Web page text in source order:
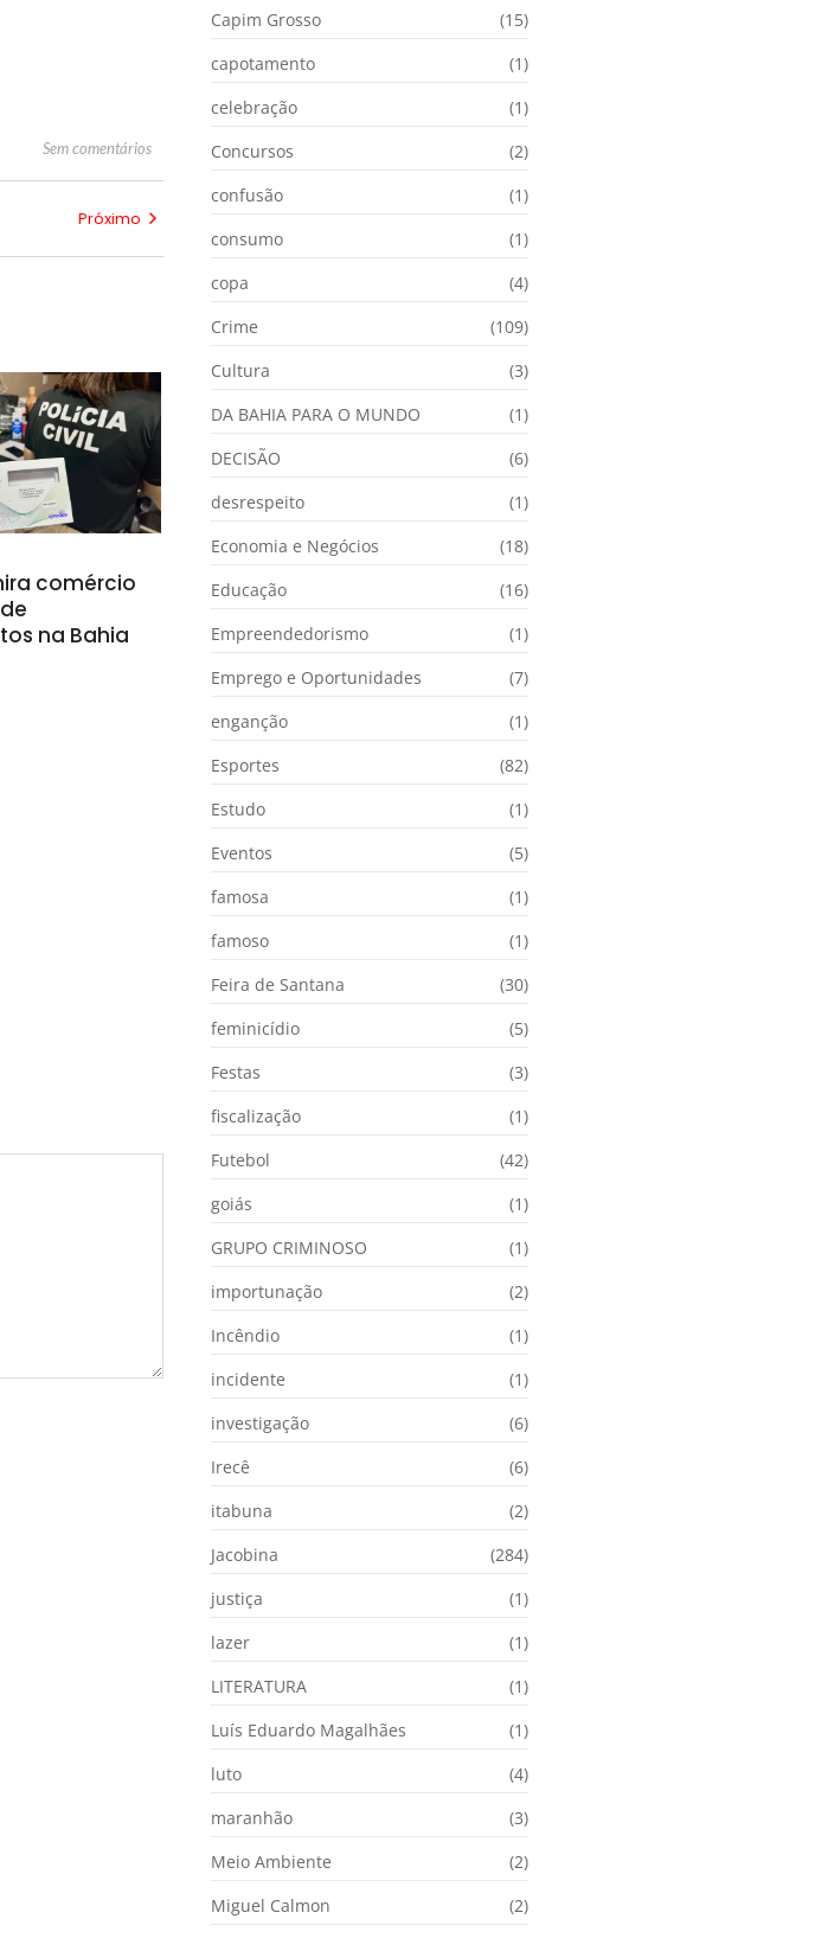
Sem comentários
Próximo
comércio
na Bahia
Capim Grosso
(15)
capotamento
(1)
celebração
(1)
Concursos
(2)
confusão
(1)
consumo
(1)
copa
(4)
Crime
(109)
Cultura
(3)
DA BAHIA PARA O MUNDO
(1)
DECISÃO
(6)
desrespeito
(1)
Economia e Negócios
(18)
Educação
(16)
Empreendedorismo
(1)
Emprego e Oportunidades
(7)
enganção
(1)
Esportes
(82)
Estudo
(1)
Eventos
(5)
famosa
(1)
famoso
(1)
Feira de Santana
(30)
feminicídio
(5)
Festas
(3)
fiscalização
(1)
Futebol
(42)
goiás
(1)
GRUPO CRIMINOSO
(1)
importunação
(2)
Incêndio
(1)
incidente
(1)
investigação
(6)
Irecê
(6)
itabuna
(2)
Jacobina
(284)
justiça
(1)
lazer
(1)
LITERATURA
(1)
Luís Eduardo Magalhães
(1)
luto
(4)
maranhão
(3)
Meio Ambiente
(2)
Miguel Calmon
(2)